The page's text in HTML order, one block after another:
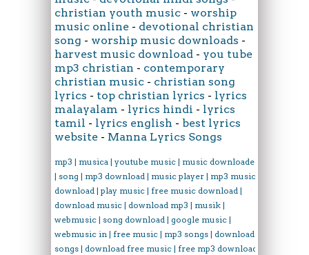
christian youth music - worship
music online - devotional christian
song - worship music downloads -
harvest music download - you tube
mp3 christian - contemporary
christian music - christian song
lyrics - top christian lyrics - lyrics
malayalam - lyrics hindi - lyrics
tamil - lyrics english - best lyrics
website - Manna Lyrics Songs
mp3 | musica | youtube music | music downloader
| song | mp3 download | music player | mp3 music
download | play music | free music download |
download music | download mp3 | musik |
webmusic | song download | google music |
webmusic in | free music | mp3 songs | download
songs | download free music | free mp3 download